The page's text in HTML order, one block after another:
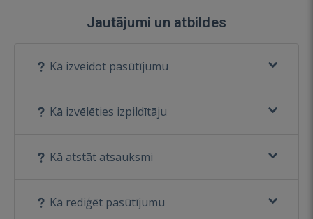
Jautājumi un atbildes
Kā izveidot pasūtījumu
Kā izvēlēties izpildītāju
Kā atstāt atsauksmi
Kā rediģēt pasūtījumu